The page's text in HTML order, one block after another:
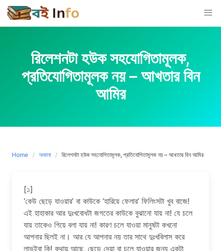
Skip
to
content
রিলেশনটা হউক সহযোগিতামূলক,
প্রতিযোগিতামূলক নয় – আখতার বিন
আমির
Home অজানা রিলেশনটা হউক সহযোগিতামূলক, প্রতিযোগিতামূলক নয় – আখতার বিন আমির
[১]
‘কেউ ছেড়ে যাওয়ার’ বা কাউকে ‘হারিয়ে ফেলার’ ফিলিংসটা খুব বাজে!
এই হাহাকার আর দুঃখবোধটা জগতের কাউকে বুঝানো যায় না! যে চলে
যায় তাকেও গিয়ে বলা যায় না! কারণ চলে যাওয়া মানুষটা কখনো
আপনার ছিলই না। আর যে আপনার নয় তার সাথে দুঃখবিলাস করে
লাভইবা কি! কথায় আছে, ছেড়ে দেয়া বা চলে যাওয়ার জন্য একটা